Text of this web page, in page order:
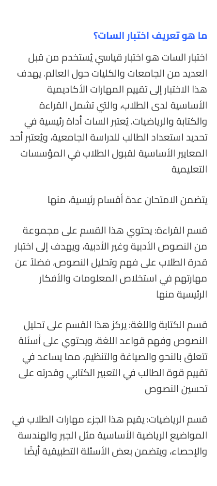
ما هو تعريف اختبار السات؟
اختبار السات هو اختبار قياسي يُستخدم من قبل
العديد من الجامعات والكليات حول العالم. يهدف
هذا الاختبار إلى تقييم المهارات الأكاديمية
الأساسية لدى الطلاب، والتي تشمل القراءة
والكتابة والرياضيات. يُعتبر السات أداة رئيسية في
تحديد استعداد الطالب للدراسة الجامعية، ويُعتبر أحد
المعايير الأساسية لقبول الطلاب في المؤسسات
التعليمية
يتضمن الامتحان عدة أقسام رئيسية، منها
قسم القراءة: يحتوي هذا القسم على مجموعة
من النصوص الأدبية وغير الأدبية، ويهدف إلى اختبار
قدرة الطلاب على فهم وتحليل النصوص، فضلاً عن
مهارتهم في استخلاص المعلومات والأفكار
الرئيسية منها
قسم الكتابة واللغة: يركز هذا القسم على تحليل
النصوص وفهم قواعد اللغة، ويحتوي على أسئلة
تتعلق بالنحو والصياغة والتنظيم، مما يساعد في
تقييم قوة الطالب في التعبير الكتابي وقدرته على
تحسين النصوص
قسم الرياضيات: يقيم هذا الجزء مهارات الطلاب في
المواضيع الرياضية الأساسية مثل الجبر والهندسة
والإحصاء، ويتضمن بعض الأسئلة التطبيقية أيضًا